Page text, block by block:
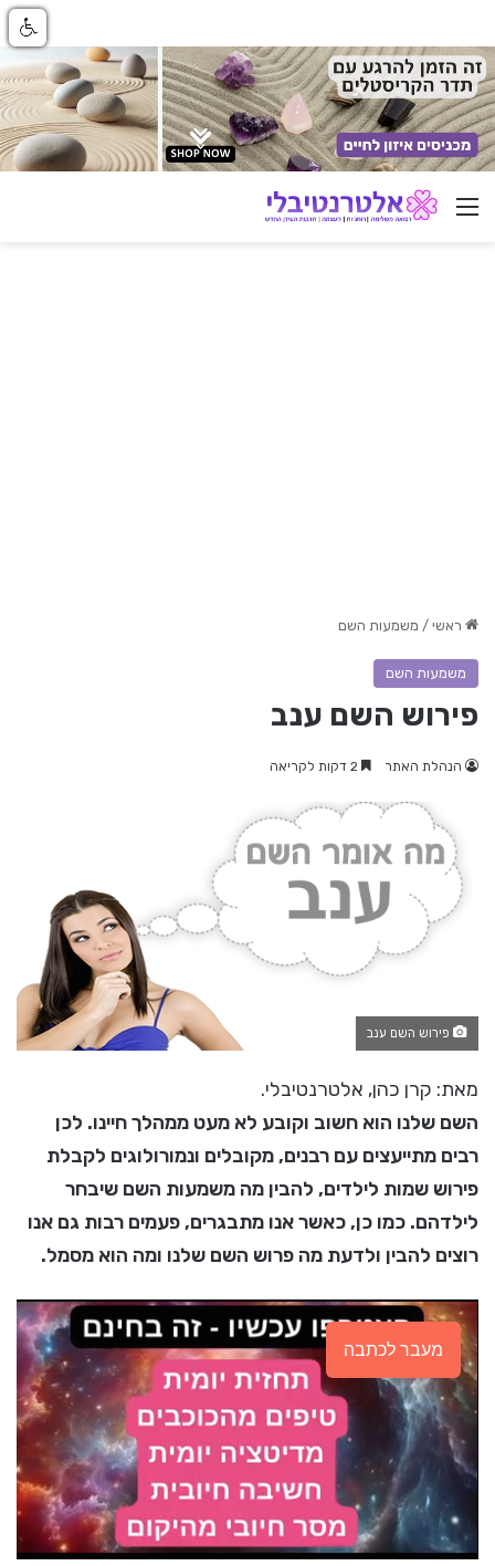
ניווט באתר
ראשי / משמעות השם
משמעות השם
פירוש השם ענב
הנהלת האתר
פירוש השם ענב
מאת: קרן כהן, אלטרנטיבלי.
השם שלנו הוא חשוב וקובע לא מעט ממהלך חיינו. לכן
רבים מתייעצים עם רבנים, מקובלים ונמורולוגים לקבלת
פירוש שמות לילדים, להבין מה משמעות השם שיבחר
לילדהם. כמו כן, כאשר אנו מתבגרים, פעמים רבות גם אנו
רוצים להבין ולדעת מה פרוש השם שלנו ומה הוא מסמל.
מעבר לכתבה